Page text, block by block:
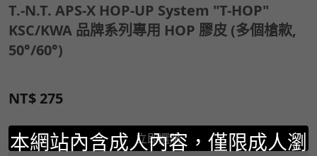
T.-N.T. APS-X HOP-UP System "T-HOP"
KSC/KWA 品牌系列專用 HOP 膠皮 (多個槍款,
50°/60°)
NT$ 275
立即選購
本網站內含成人內容，僅限成人瀏